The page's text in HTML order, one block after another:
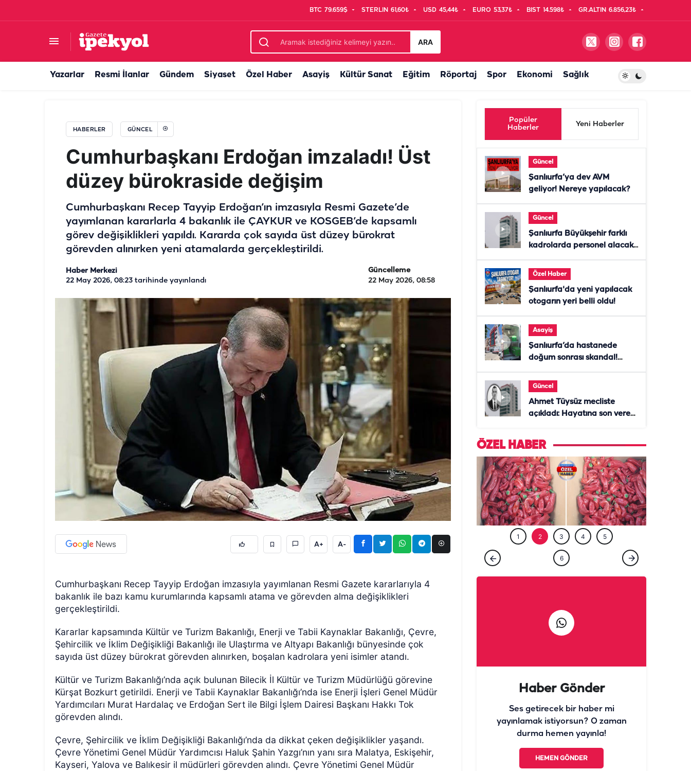
BTC 79.659$ STERLIN 61,60₺ USD 45,44₺ EURO 53,37₺ BIST 14.598₺ GR.ALTIN 6.856,23₺
ARA
Yazarlar Resmi İlanlar Gündem Siyaset Özel Haber Asayiş Kültür Sanat Eğitim Röportaj Spor Ekonomi Sağlık
HABERLER GÜNCEL
Cumhurbaşkanı Erdoğan imzaladı! Üst
düzey bürokraside değişim
Cumhurbaşkanı Recep Tayyip Erdoğan’ın imzasıyla Resmi Gazete’de
yayımlanan kararlarla 4 bakanlık ile ÇAYKUR ve KOSGEB’de kapsamlı
görev değişiklikleri yapıldı. Kararda çok sayıda üst düzey bürokrat
görevden alınırken yeni atamalarda gerçekleştirildi.
Haber Merkezi
22 May 2026, 08:23 tarihinde yayınlandı
Güncelleme
22 May 2026, 08:58
A+ A-
Cumhurbaşkanı Recep Tayyip Erdoğan imzasıyla yayımlanan Resmi Gazete kararlarıyla 4
bakanlık ile bazı kamu kurumlarında kapsamlı atama ve görevden alma değişiklikleri
gerçekleştirildi.
Kararlar kapsamında Kültür ve Turizm Bakanlığı, Enerji ve Tabii Kaynaklar Bakanlığı, Çevre,
Şehircilik ve İklim Değişikliği Bakanlığı ile Ulaştırma ve Altyapı Bakanlığı bünyesinde çok
sayıda üst düzey bürokrat görevden alınırken, boşalan kadrolara yeni isimler atandı.
Kültür ve Turizm Bakanlığı’nda açık bulunan Bilecik İl Kültür ve Turizm Müdürlüğü görevine
Kürşat Bozkurt getirildi. Enerji ve Tabii Kaynaklar Bakanlığı’nda ise Enerji İşleri Genel Müdür
Yardımcıları Murat Hardalaç ve Erdoğan Sert ile Bilgi İşlem Dairesi Başkanı Hakkı Tok
görevden alındı.
Çevre, Şehircilik ve İklim Değişikliği Bakanlığı’nda da dikkat çeken değişiklikler yaşandı.
Çevre Yönetimi Genel Müdür Yardımcısı Haluk Şahin Yazgı’nın yanı sıra Malatya, Eskişehir,
Kayseri, Yalova ve Balıkesir il müdürleri görevden alındı. Çevre Yönetimi Genel Müdür
Popüler
Haberler
Yeni Haberler
Güncel
Şanlıurfa’ya dev AVM
geliyor! Nereye yapılacak?
Güncel
Şanlıurfa Büyükşehir farklı
kadrolarda personel alacak!
Özel Haber
Şanlıurfa'da yeni yapılacak
otogarın yeri belli oldu!
Asayiş
Şanlıurfa’da hastanede
doğum sonrası skandal!
Güncel
Ahmet Tüysüz mecliste
açıkladı: Hayatına son veren
ÖZEL HABER
ÖZEL HABER
Urfalılara kötü haber: Acısı yetmedi, fiyatı
1 2 3 4 5
6
Haber Gönder
Ses getirecek bir haber mi
yayınlamak istiyorsun? O zaman
durma hemen yayınla!
HEMEN GÖNDER